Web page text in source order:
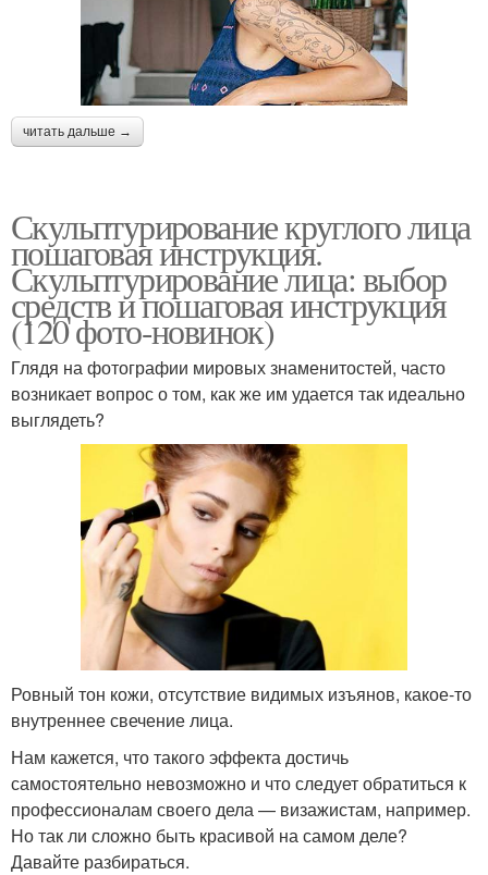
читать дальше →
Скульптурирование круглого лица
пошаговая инструкция.
Скульптурирование лица: выбор
средств и пошаговая инструкция
(120 фото-новинок)
Глядя на фотографии мировых знаменитостей, часто
возникает вопрос о том, как же им удается так идеально
выглядеть?
Ровный тон кожи, отсутствие видимых изъянов, какое-то
внутреннее свечение лица.
Нам кажется, что такого эффекта достичь
самостоятельно невозможно и что следует обратиться к
профессионалам своего дела — визажистам, например.
Но так ли сложно быть красивой на самом деле?
Давайте разбираться.